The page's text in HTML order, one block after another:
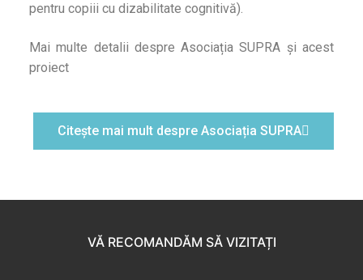
pentru copiii cu dizabilitate cognitivă).
Mai multe detalii despre Asociația SUPRA și acest
proiect
Citește mai mult despre Asociația SUPRA
VĂ RECOMANDĂM SĂ VIZITAȚI